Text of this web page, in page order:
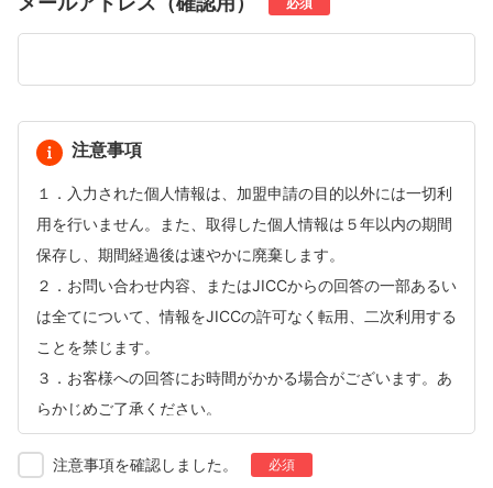
注意事項
１．入力された個人情報は、加盟申請の目的以外には一切利
用を行いません。また、取得した個人情報は５年以内の期間
保存し、期間経過後は速やかに廃棄します。
２．お問い合わせ内容、またはJICCからの回答の一部あるい
は全てについて、情報をJICCの許可なく転用、二次利用する
ことを禁じます。
３．お客様への回答にお時間がかかる場合がございます。あ
らかじめご了承ください。
注意事項を確認しました。 必須